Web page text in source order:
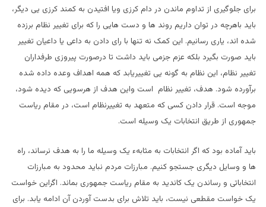
برای جلوگیری از تداوم ماندن در دام کرزی ویا افتیدن به کمند کرزی یی دیگر،
باید باهرچه در توان داریم روند ها و دست هایی را که برای تغییر نظام برزده
شده اند، یاری رسانیم. این کمک نه تنها با رای دادن به داعی یا داعیان تغییر
باید صورت بگیرد بلکه عزم جزمی باید داشت تا درصورت پیروزی طرفداران
تغییر نظام، این نظام به گونه یی تغییریابد که همه اهداف وعده داده شده
برآورده شود. هدف، تغییر نظام است واین هدف از هرسویی که دیده شود،
موجه است. قرار دادن کسی که متعهد به تغییرنظام است، در مقام ریاست
جمهوری از طریق انتخابات یک وسیله است.
باید آماده بود که اگر انتخابات به مثابهء یک وسیله ما را به هدف نرساند، راه
ها و وسایل دیگری جستجو کنیم. مبارزات مردم نباید محدود به مبارزات
انتخاباتی و رساندن یک کاندید به مقام ریاست جمهوری بماند. اگراین خواست
یک خواست مقطعی نیست، باید تلاش برای بدست آوردن آن ادامه یابد. برای